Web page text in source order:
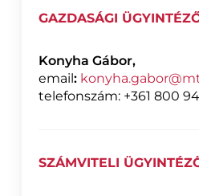
GAZDASÁGI
Konyha Gábor,
email:
telefonszám: +361 800
SZÁMVITELI